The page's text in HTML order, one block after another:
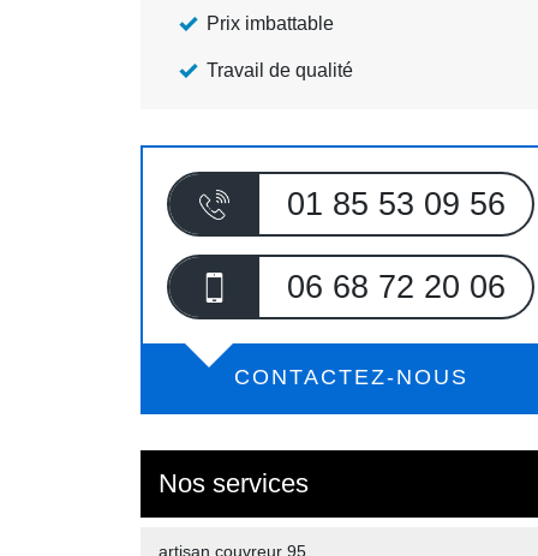
Prix imbattable
Travail de qualité
01 85 53 09 56
06 68 72 20 06
CONTACTEZ-NOUS
Nos services
artisan couvreur 95